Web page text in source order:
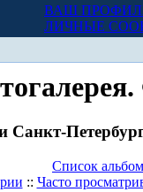
ВАШ
ЛИЧНЫЕ
Санкт-
Список
:: Часто